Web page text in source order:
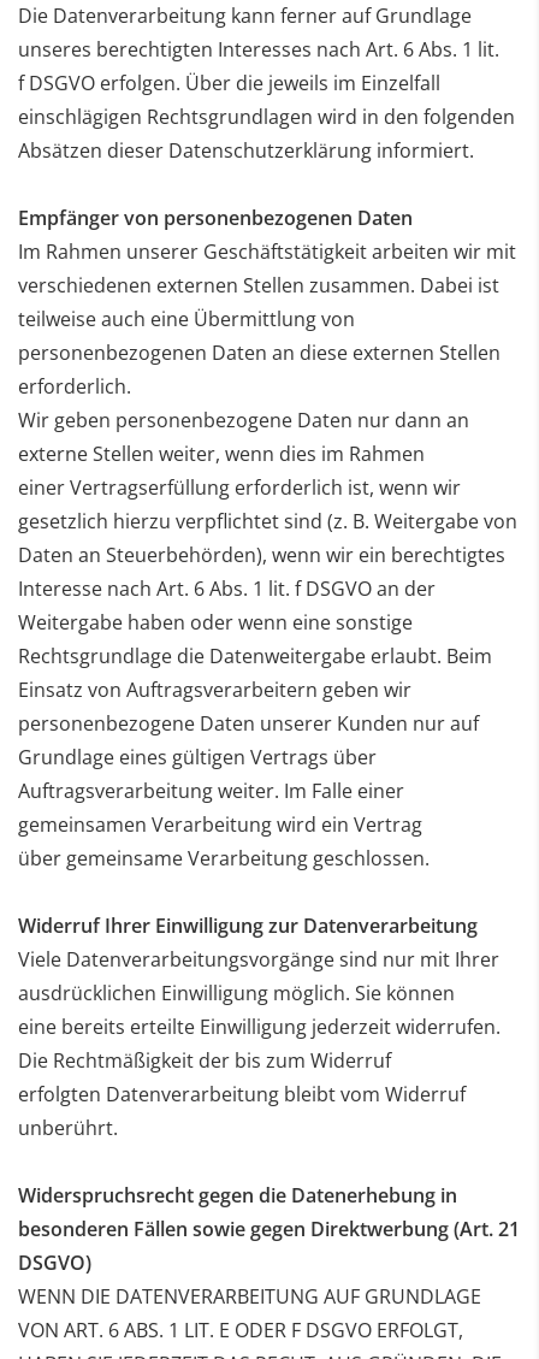
Die Datenverarbeitung kann ferner auf Grundlage
unseres berechtigten Interesses nach Art. 6 Abs. 1 lit.
fDSGVO erfolgen. Über die jeweils im Einzelfall
einschlägigen Rechtsgrundlagen wird in den folgenden
Absätzen dieser Datenschutzerklärung informiert.
Empfänger von personenbezogenen Daten
Im Rahmen unserer Geschäftstätigkeit arbeiten wir mit
verschiedenen externen Stellen zusammen. Dabei ist
teilweise auch eine Übermittlung von
personenbezogenen Daten an diese externen Stellen
erforderlich.
Wir geben personenbezogene Daten nur dann an
externe Stellen weiter, wenn dies im Rahmen
einerVertragserfüllung erforderlich ist, wenn wir
gesetzlich hierzu verpflichtet sind (z. B. Weitergabe von
Daten an Steuerbehörden), wenn wir ein berechtigtes
Interesse nach Art. 6 Abs. 1 lit. f DSGVO an der
Weitergabe haben oder wenn eine sonstige
Rechtsgrundlage die Datenweitergabe erlaubt. Beim
Einsatz von Auftragsverarbeitern geben wir
personenbezogene Daten unserer Kunden nur auf
Grundlage eines gültigen Vertrags über
Auftragsverarbeitung weiter. Im Falle einer
gemeinsamen Verarbeitung wird ein Vertrag
über gemeinsame Verarbeitung geschlossen.
Widerruf Ihrer Einwilligung zur Datenverarbeitung
Viele Datenverarbeitungsvorgänge sind nur mit Ihrer
ausdrücklichen Einwilligung möglich. Sie können
eine bereits erteilte Einwilligung jederzeit widerrufen.
Die Rechtmäßigkeit der bis zum Widerruf
erfolgten Datenverarbeitung bleibt vom Widerruf
unberührt.
Widerspruchsrecht gegen die Datenerhebung in
besonderen Fällen sowie gegen Direktwerbung (Art. 21
DSGVO)
WENN DIE DATENVERARBEITUNG AUF GRUNDLAGE
VON ART. 6 ABS. 1 LIT. E ODER F DSGVO ERFOLGT,